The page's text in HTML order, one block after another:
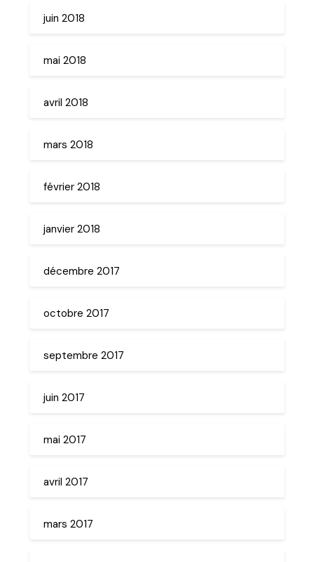
juin 2018
mai 2018
avril 2018
mars 2018
février 2018
janvier 2018
décembre 2017
octobre 2017
septembre 2017
juin 2017
mai 2017
avril 2017
mars 2017